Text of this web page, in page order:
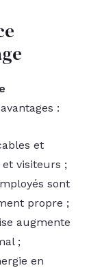
:
et
visiteurs ;
sont
propre ;
augmente
;
en